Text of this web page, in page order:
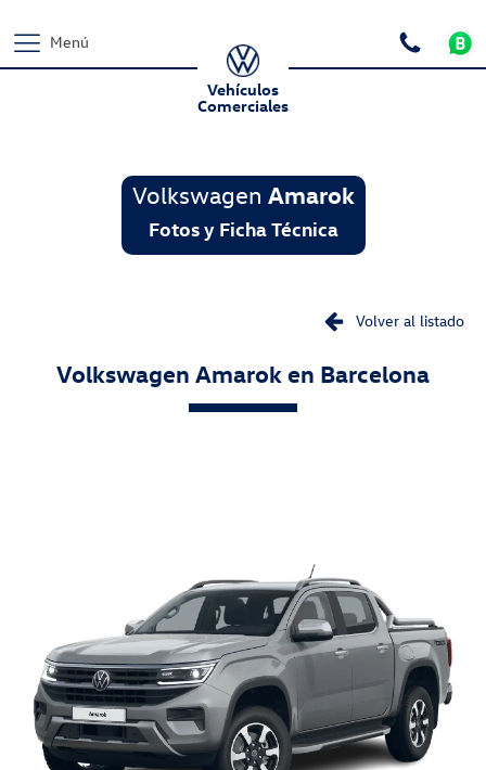
Menú
Vehículos
Comerciales
Volkswagen Amarok
Fotos y Ficha Técnica
Volkswagen Amaroken Barcelona
Volver al listado